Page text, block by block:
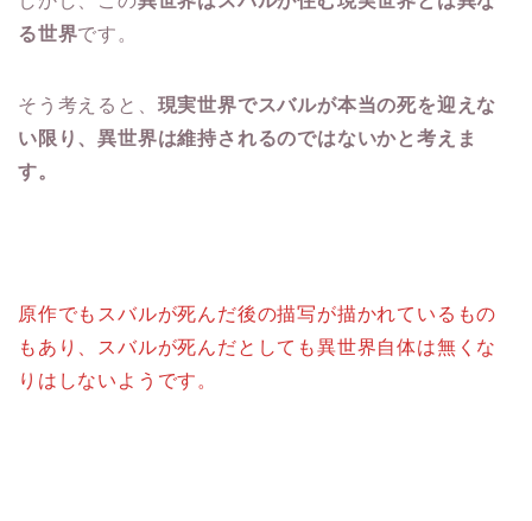
る世界です。
そう考えると、 現実世界でスバルが本当の死を迎えな
い限り、異世界は維持されるのではないかと考えま
す。
原作でもスバルが死んだ後の描写が描かれているもの
もあり、スバルが死んだとしても異世界自体は無くな
りはしないようです。